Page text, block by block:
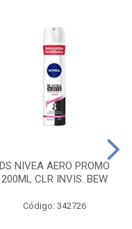
DS NIVEA AERO PROMO
200ML CLR INVIS. BEW
Código: 342726